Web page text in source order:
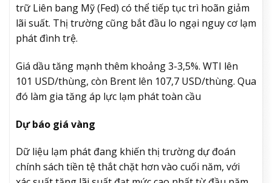
trữ Liên bang Mỹ (Fed) có thể tiếp tục trì hoãn giảm
lãi suất. Thị trường cũng bắt đầu lo ngại nguy cơ lạm
phát đình trệ.
Giá dầu tăng mạnh thêm khoảng 3-3,5%. WTI lên
101 USD/thùng, còn Brent lên 107,7 USD/thùng. Qua
đó làm gia tăng áp lực lạm phát toàn cầu
Dự báo giá vàng
Dữ liệu lạm phát đang khiến thị trường dự đoán
chính sách tiền tệ thắt chặt hơn vào cuối năm, với